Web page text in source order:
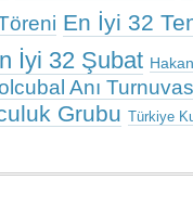
En İyi 32
İyi 32 Şubat
Anı
Grubu Türkiye